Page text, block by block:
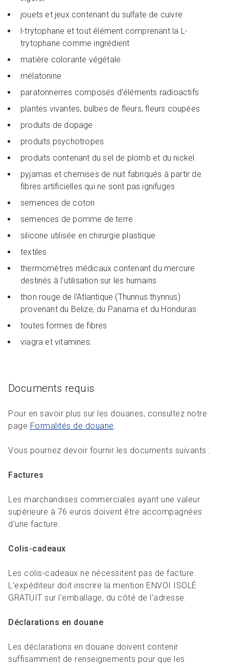
jouets et jeux contenant du sulfate de cuivre
l-trytophane et tout élément comprenant la L-
trytophane comme ingrédient
matière colorante végétale
mélatonine
paratonnerres composés d'éléments radioactifs
plantes vivantes, bulbes de fleurs, fleurs coupées
produits de dopage
produits psychotropes
produits contenant du sel de plomb et du nickel
pyjamas et chemises de nuit fabriqués à partir de
fibres artificielles qui ne sont pas ignifuges
semences de coton
semences de pomme de terre
silicone utilisée en chirurgie plastique
textiles
thermomètres médicaux contenant du mercure
destinés à l'utilisation sur les humains
thon rouge de l'Atlantique (Thunnus thynnus)
provenant du Belize, du Panama et du Honduras
toutes formes de fibres
viagra et vitamines.
Documents requis
Pour en savoir plus sur les douanes, consultez notre
page Formalités de douane.
Vous pourriez devoir fournir les documents suivants :
Factures
Les marchandises commerciales ayant une valeur
supérieure à 76 euros doivent être accompagnées
d'une facture.
Colis-cadeaux
Les colis-cadeaux ne nécessitent pas de facture.
L'expéditeur doit inscrire la mention ENVOI ISOLÉ
GRATUIT sur l'emballage, du côté de l'adresse.
Déclarations en douane
Les déclarations en douane doivent contenir
suffisamment de renseignements pour que les